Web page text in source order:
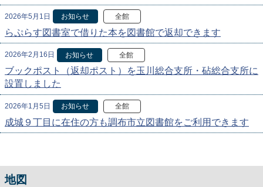
2026年5月1日 お知らせ 全館
らぷらす図書室で借りた本を図書館で返却できます
2026年2月16日 お知らせ 全館
ブックポスト（返却ポスト）を玉川総合支所・砧総合支所に
設置しました
2026年1月5日 お知らせ 全館
成城９丁目に在住の方も調布市立図書館をご利用できます
地図